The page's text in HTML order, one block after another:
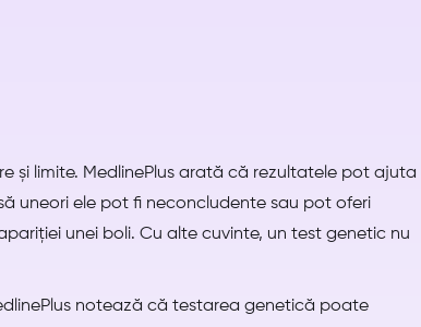
și limite. MedlinePlus arată că rezultatele pot ajuta
uneori ele pot fi neconcludente sau pot oferi
unei boli. Cu alte cuvinte, un test genetic nu
notează că testarea genetică poate